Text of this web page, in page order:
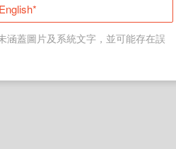
English*
涵蓋圖片及系統文字，並可能存在誤